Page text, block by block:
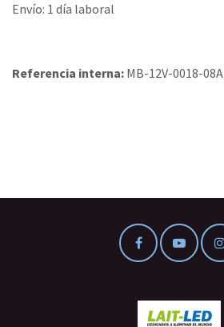
Envío: 1 día laboral
Referencia interna: MB-12V-0018-08A